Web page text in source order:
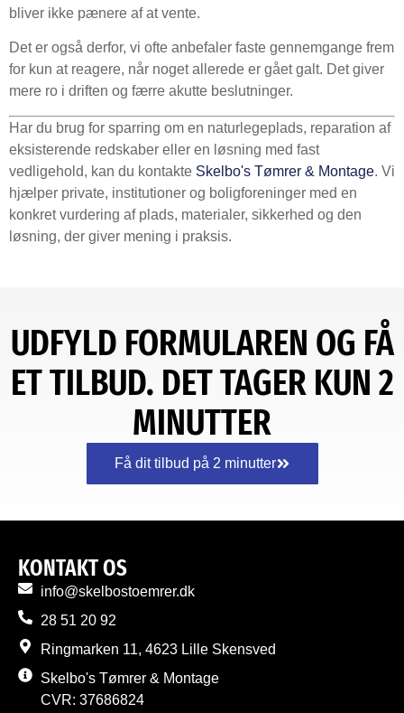
bliver ikke pænere af at vente.
Det er også derfor, vi ofte anbefaler faste gennemgange frem
for kun at reagere, når noget allerede er gået galt. Det giver
mere ro i driften og færre akutte beslutninger.
Har du brug for sparring om en naturlegeplads, reparation af
eksisterende redskaber eller en løsning med fast
vedligehold, kan du kontakte Skelbo's Tømrer & Montage. Vi
hjælper private, institutioner og boligforeninger med en
konkret vurdering af plads, materialer, sikkerhed og den
løsning, der giver mening i praksis.
UDFYLD FORMULAREN OG FÅ
ET TILBUD. DET TAGER KUN 2
MINUTTER
Få dit tilbud på 2 minutter
KONTAKT OS
info@skelbostoemrer.dk
28 51 20 92
Ringmarken 11, 4623 Lille Skensved
Skelbo's Tømrer & Montage
CVR: 37686824